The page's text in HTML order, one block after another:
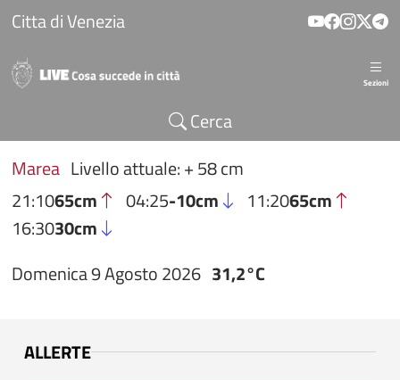
Salta al contenuto principale
Citta di Venezia
Sezioni
Cerca
Marea Livello attuale: + 58 cm
21:1065cm 04:25-10cm 11:2065cm
16:3030cm
Domenica 9 Agosto 2026 31,2°C
ALLERTE